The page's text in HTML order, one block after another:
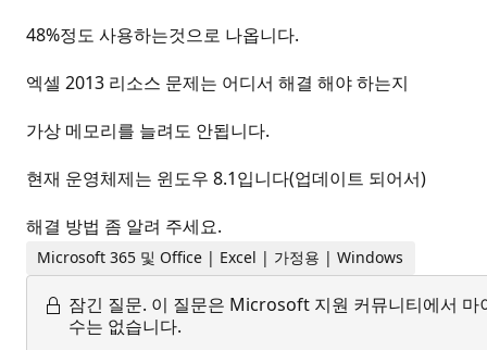
48%정도 사용하는것으로 나옵니다.
엑셀 2013 리소스 문제는 어디서 해결 해야 하는지
가상 메모리를 늘려도 안됩니다.
현재 운영체제는 윈도우 8.1입니다(업데이트 되어서)
해결 방법 좀 알려 주세요.
Microsoft 365 및 Office | Excel | 가정용 | Windows
잠긴 질문. 이 질문은 Microsoft 지원 커뮤니티에서 마
수는 없습니다.